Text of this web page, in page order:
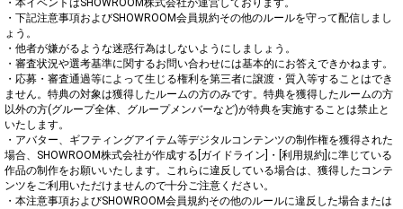
・本イベントはSHOWROOM株式会社が運営しております。
・下記注意事項およびSHOWROOM会員規約その他のルールを守って配信しまし
ょう。
・他者が嫌がるような迷惑行為はしないようにしましょう。
・審査状況や選考基準に関するお問い合わせには基本的にお答えできかねます。
・応募・審査通過等によって生じる権利を第三者に譲渡・質入等することはでき
ません。特典の対象は獲得したルームの方のみです。特典を獲得したルームの方
以外の方(グループ全体、グループメンバーなど)が特典を実施することは禁止と
いたします。
・アバター、ギフティングアイテム等デジタルコンテンツの制作権を獲得された
場合、SHOWROOM株式会社が作成する[ガイドライン]・[利用規約]に準じている
作品の制作をお願いいたします。これらに違反している場合は、獲得したコンテ
ンツをご利用いただけませんので十分ご注意ください。
・本注意事項およびSHOWROOM会員規約その他のルールに違反した場合または